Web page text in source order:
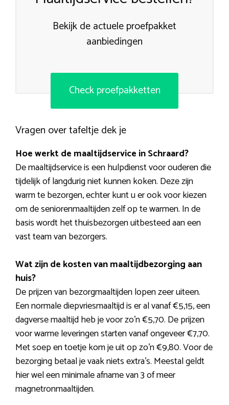
Bekijk de actuele proefpakket
aanbiedingen
Check proefpakketten
Vragen over tafeltje dek je
Hoe werkt de maaltijdservice in Schraard?
De maaltijdservice is een hulpdienst voor ouderen die
tijdelijk of langdurig niet kunnen koken. Deze zijn
warm te bezorgen, echter kunt u er ook voor kiezen
om de seniorenmaaltijden zelf op te warmen. In de
basis wordt het thuisbezorgen uitbesteed aan een
vast team van bezorgers.
Wat zijn de kosten van maaltijdbezorging aan
huis?
De prijzen van bezorgmaaltijden lopen zeer uiteen.
Een normale diepvriesmaaltijd is er al vanaf €5,15, een
dagverse maaltijd heb je voor zo’n €5,70. De prijzen
voor warme leveringen starten vanaf ongeveer €7,70.
Met soep en toetje kom je uit op zo’n €9,80. Voor de
bezorging betaal je vaak niets extra’s. Meestal geldt
hier wel een minimale afname van 3 of meer
magnetronmaaltijden.